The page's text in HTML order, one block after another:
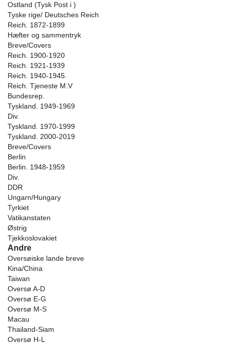
Ostland (Tysk Post i )
Tyske rige/ Deutsches Reich
Reich. 1872-1899
Hæfter og sammentryk
Breve/Covers
Reich. 1900-1920
Reich. 1921-1939
Reich. 1940-1945.
Reich. Tjeneste M.V
Bundesrep.
Tyskland. 1949-1969
Div.
Tyskland. 1970-1999
Tyskland. 2000-2019
Breve/Covers
Berlin
Berlin. 1948-1959
Div.
DDR
Ungarn/Hungary
Tyrkiet
Vatikanstaten
Østrig
Tjekkoslovakiet
Andre
Oversøiske lande breve
Kina/China
Taiwan
Oversø A-D
Oversø E-G
Oversø M-S
Macau
Thailand-Siam
Oversø H-L